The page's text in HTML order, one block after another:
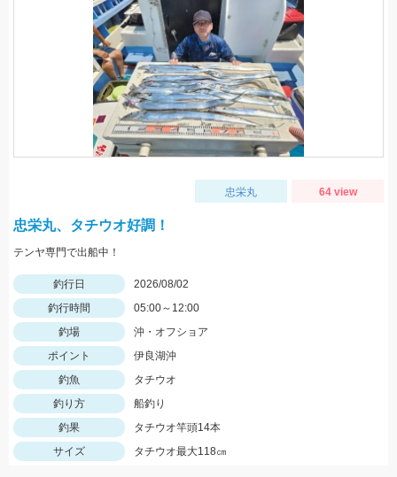
忠栄丸 64 view
忠栄丸、タチウオ好調！
テンヤ専門で出船中！
釣行日
2026/08/02
釣行時間
05:00～12:00
釣場
沖・オフショア
ポイント
伊良湖沖
釣魚
タチウオ
釣り方
船釣り
釣果
タチウオ竿頭14本
サイズ
タチウオ最大118㎝